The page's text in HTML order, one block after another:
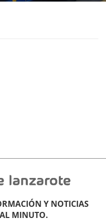
Y NOTICIAS
MINUTO.